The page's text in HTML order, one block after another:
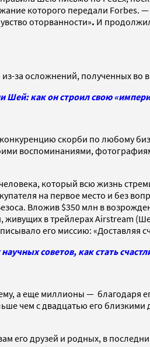
которого передали
оторванности». И
за осложнений, полученных во
Шей: как он строил свою
скорби по любому
воспоминаниями,
который всю жизнь
на первое место и без
Вложив $350 млн в
в трейлерах Airstream
его миссию: «Доставляя
советов, как стать
а еще миллионы —
чем с двадцатью его
его друзей и родных, в